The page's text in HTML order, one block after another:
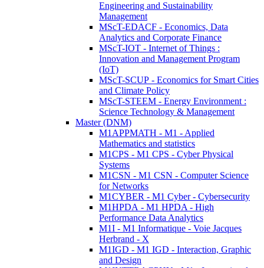
Engineering and Sustainability
Management
MScT-EDACF - Economics, Data
Analytics and Corporate Finance
MScT-IOT - Internet of Things :
Innovation and Management Program
(IoT)
MScT-SCUP - Economics for Smart Cities
and Climate Policy
MScT-STEEM - Energy Environment :
Science Technology & Management
Master (DNM)
M1APPMATH - M1 - Applied
Mathematics and statistics
M1CPS - M1 CPS - Cyber Physical
Systems
M1CSN - M1 CSN - Computer Science
for Networks
M1CYBER - M1 Cyber - Cybersecurity
M1HPDA - M1 HPDA - High
Performance Data Analytics
M1I - M1 Informatique - Voie Jacques
Herbrand - X
M1IGD - M1 IGD - Interaction, Graphic
and Design